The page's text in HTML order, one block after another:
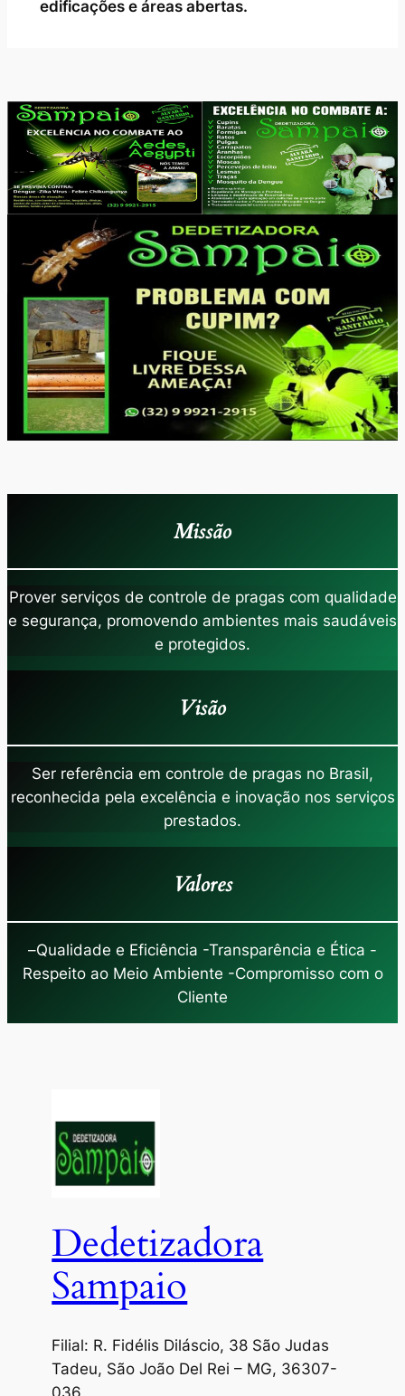
edificações e áreas abertas.
Missão
Prover serviços de controle de pragas com qualidade
e segurança, promovendo ambientes mais saudáveis
e protegidos.
Visão
Ser referência em controle de pragas no Brasil,
reconhecida pela excelência e inovação nos serviços
prestados.
Valores
–Qualidade e Eficiência -Transparência e Ética -
Respeito ao Meio Ambiente -Compromisso com o
Cliente
Dedetizadora
Sampaio
Filial: R. Fidélis Diláscio, 38 São Judas
Tadeu, São João Del Rei – MG, 36307-